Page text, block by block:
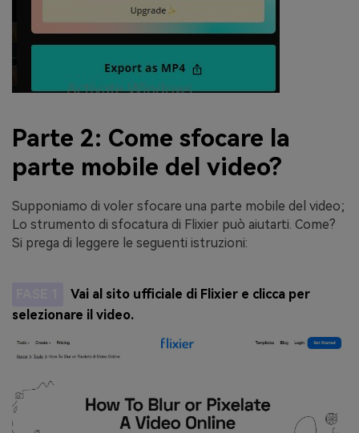
Parte 2: Come sfocare la
parte mobile del video?
Supponiamo di voler sfocare una parte mobile del video;
Lo strumento di sfocatura di Flixier può aiutarti. Come?
Si prega di leggere le seguenti istruzioni:
Vai al sito ufficiale di Flixier e clicca per
selezionare il video.